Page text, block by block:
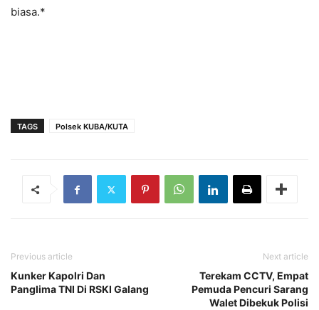
biasa.*
TAGS Polsek KUBA/KUTA
Previous article
Kunker Kapolri Dan
Panglima TNI Di RSKI Galang
Next article
Terekam CCTV, Empat
Pemuda Pencuri Sarang
Walet Dibekuk Polisi